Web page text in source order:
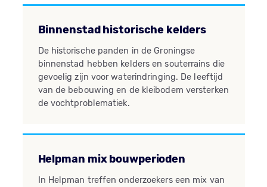
Binnenstad historische kelders
De historische panden in de Groningse
binnenstad hebben kelders en souterrains die
gevoelig zijn voor waterindringing. De leeftijd
van de bebouwing en de kleibodem versterken
de vochtproblematiek.
Helpman mix bouwperioden
In Helpman treffen onderzoekers een mix van